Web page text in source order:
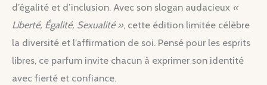
d’égalité et d’inclusion. Avec son slogan audacieux «
Liberté, Égalité, Sexualité », cette édition limitée célèbre
la diversité et l’affirmation de soi. Pensé pour les esprits
libres, ce parfum invite chacun à exprimer son identité
avec fierté et confiance.